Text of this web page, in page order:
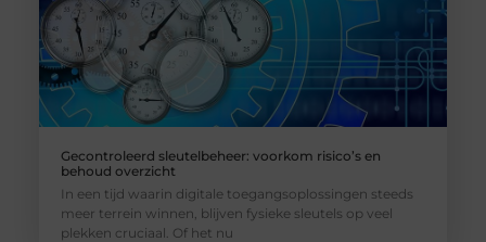
Gecontroleerd sleutelbeheer: voorkom risico’s en
behoud overzicht
In een tijd waarin digitale toegangsoplossingen steeds
meer terrein winnen, blijven fysieke sleutels op veel
plekken cruciaal. Of het nu